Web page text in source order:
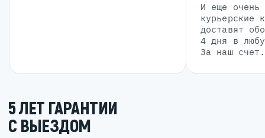
И еще очень
курьерские
доставят
4 дня в
За наш счет.
5 ЛЕТ ГАРАНТИИ
С ВЫЕЗДОМ